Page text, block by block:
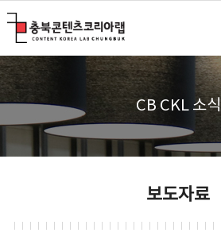
CB CKL 소식
보도자료